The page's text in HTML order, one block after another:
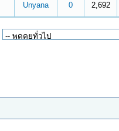
Unyana 0 2,692